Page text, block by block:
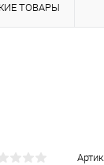
ТОВАРЫ